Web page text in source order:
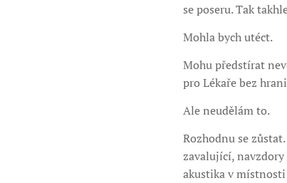
se poseru. Tak
Mohla bych utéct.
Mohu předstírat
pro Lékaře bez
Ale neudělám to.
Rozhodnu se
zavalující, navzdory
akustika v